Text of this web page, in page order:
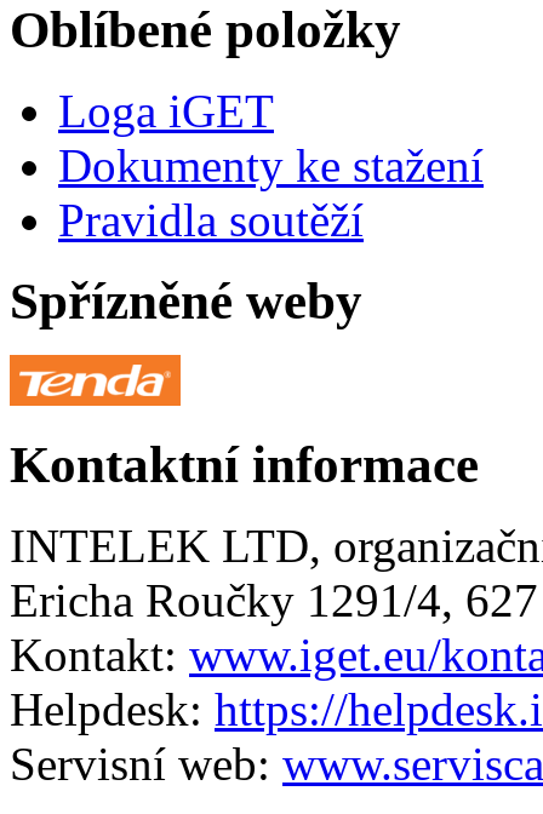
Oblíbené položky
Loga iGET
Dokumenty ke stažení
Pravidla soutěží
Spřízněné weby
Kontaktní informace
INTELEK LTD,
Ericha Roučky 1291/4,
Kontakt: www.iget.eu/
Helpdesk: https://
Servisní web: